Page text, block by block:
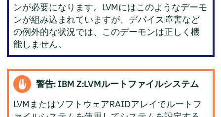
ンが必要になります。LVMにはこのようなデーモ
ンが組み込まれていますが、デバイス障害など
の例外的な状況では、このデーモンは正しく機
能しません。
警告: IBM Z:LVMルートファイルシステム
LVMまたはソフトウェアRAIDアレイでルートフ